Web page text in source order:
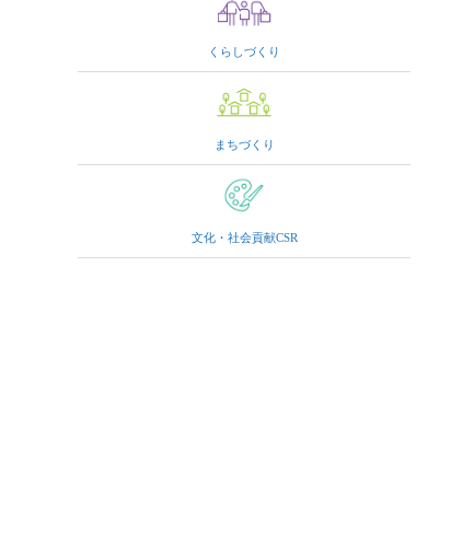
くらしづくり
まちづくり
文化・社会貢献CSR